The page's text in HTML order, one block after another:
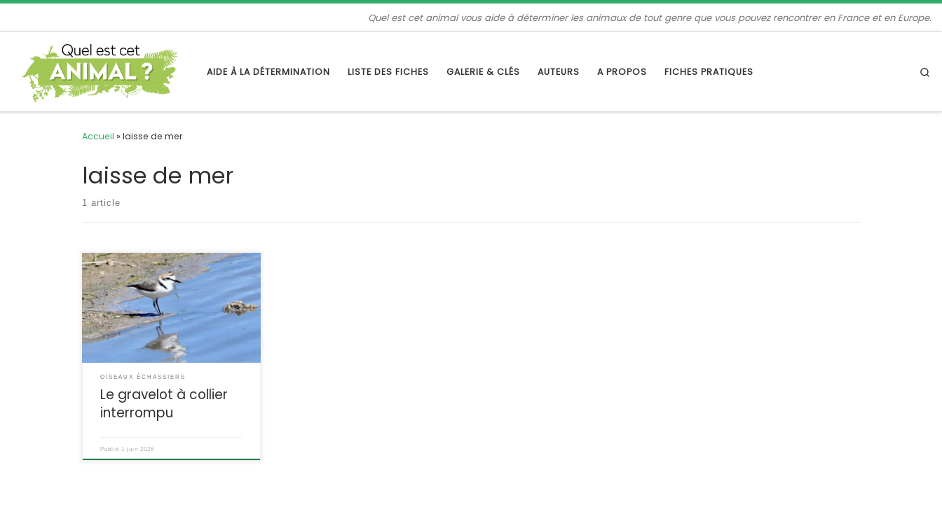
Quel est cet animal vous aide à déterminer les animaux de tout genre que vous pouvez rencontrer en France et en Europe.
AIDE À LA DÉTERMINATION LISTE DES FICHES GALERIE & CLÉS AUTEURS A PROPOS FICHES PRATIQUES
Accueil » laisse de mer
laisse de mer
1 article
C’est un limicole que l’on croise sur
les côtes de France en passage lors
des migrations mais aussi en tant
que nicheur sur les hauts de plages
sableuses. Son nid et ses œufs sont
très discrets et ont souvent été
détruits par les marcheurs. Dans de
nombreux sites, des protections ont
été […]
OISEAUX ÉCHASSIERS
Le gravelot à collier
interrompu
Publié 1 juin 2026